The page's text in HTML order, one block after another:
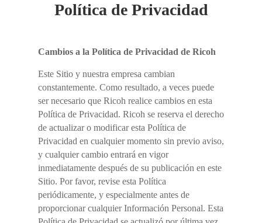
Política de Privacidad
Cambios a la Política de Privacidad de Ricoh
Este Sitio y nuestra empresa cambian
constantemente. Como resultado, a veces puede
ser necesario que Ricoh realice cambios en esta
Política de Privacidad. Ricoh se reserva el derecho
de actualizar o modificar esta Política de
Privacidad en cualquier momento sin previo aviso,
y cualquier cambio entrará en vigor
inmediatamente después de su publicación en este
Sitio. Por favor, revise esta Política
periódicamente, y especialmente antes de
proporcionar cualquier Información Personal. Esta